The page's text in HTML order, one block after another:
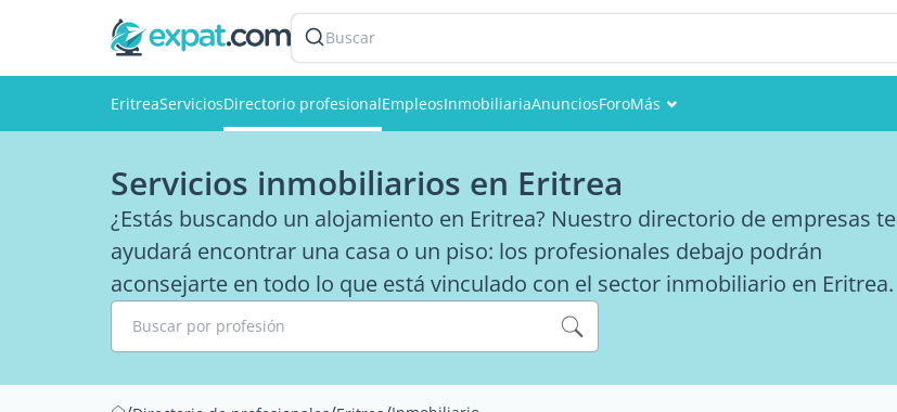
Buscar
EritreaServiciosDirectorio profesionalEmpleosInmobiliariaAnunciosForoMás
Fotos
Servicios inmobiliarios en Eritrea
¿Estás buscando un alojamiento en Eritrea? Nuestro directorio de empresas te
ayudará encontrar una casa o un piso: los profesionales debajo podrán
aconsejarte en todo lo que está vinculado con el sector inmobiliario en Eritrea.
Buscar por profesión